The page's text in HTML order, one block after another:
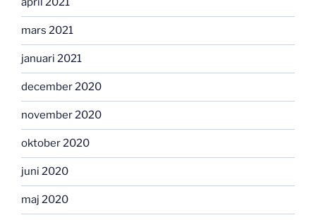
mars 2021
januari 2021
december 2020
november 2020
oktober 2020
juni 2020
maj 2020